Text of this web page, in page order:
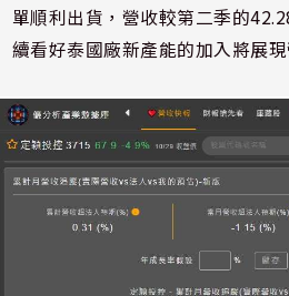
單順利出貨，營收較第二季的
續看好泰國廠新產能的加入將展